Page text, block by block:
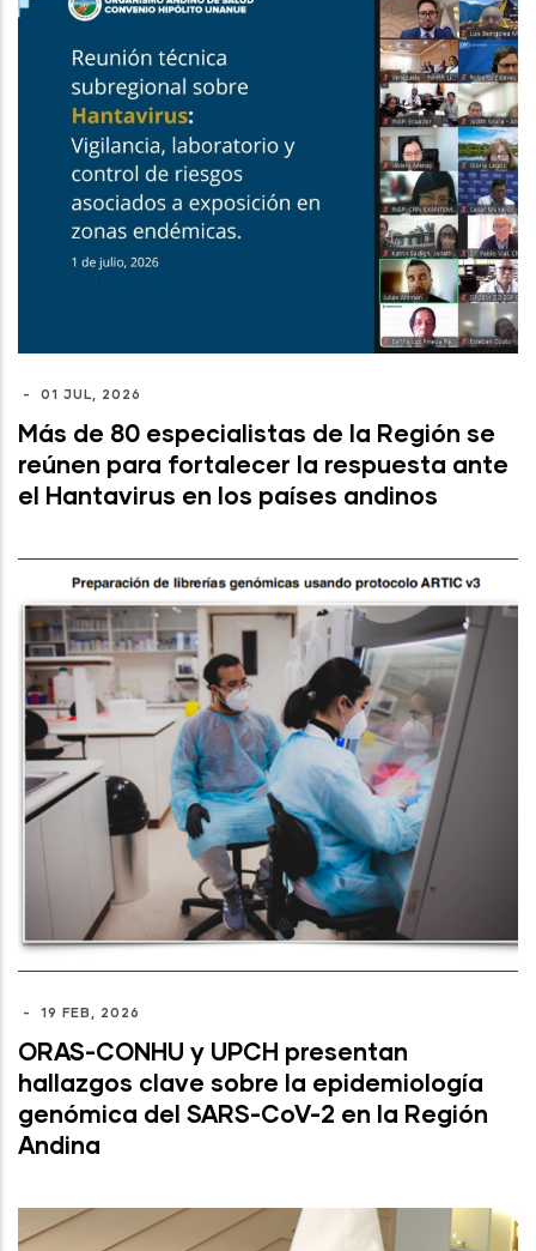
- 01 JUL, 2026
Más de 80 especialistas de la Región se
reúnen para fortalecer la respuesta ante
el Hantavirus en los países andinos
- 19 FEB, 2026
ORAS-CONHU y UPCH presentan
hallazgos clave sobre la epidemiología
genómica del SARS-CoV-2 en la Región
Andina